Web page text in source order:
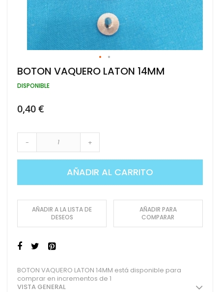
Saltar
al
comienzo
galería
BOTON VAQUERO LATON 14MM
DISPONIBLE
0,40 €
- +
AÑADIR AL CARRITO
AÑADIR A LA LISTA DE
DESEOS
AÑADIR PARA
COMPARAR
BOTON VAQUERO LATON 14MM está disponible para
comprar en incrementos de 1
VISTA GENERAL